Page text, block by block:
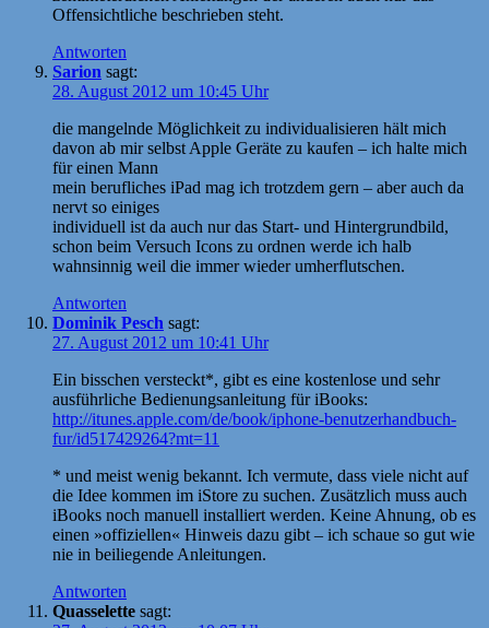
Offensichtliche beschrieben steht.
Antworten
Sarion sagt:
28. August 2012 um 10:45 Uhr
die mangelnde Möglichkeit zu individualisieren hält mich
davon ab mir selbst Apple Geräte zu kaufen – ich halte mich
für einen Mann
mein berufliches iPad mag ich trotzdem gern – aber auch da
nervt so einiges
individuell ist da auch nur das Start- und Hintergrundbild,
schon beim Versuch Icons zu ordnen werde ich halb
wahnsinnig weil die immer wieder umherflutschen.
Antworten
Dominik Pesch sagt:
27. August 2012 um 10:41 Uhr
Ein bisschen versteckt*, gibt es eine kostenlose und sehr
ausführliche Bedienungsanleitung für iBooks:
http://itunes.apple.com/de/book/iphone-benutzerhandbuch-
fur/id517429264?mt=11
* und meist wenig bekannt. Ich vermute, dass viele nicht auf
die Idee kommen im iStore zu suchen. Zusätzlich muss auch
iBooks noch manuell installiert werden. Keine Ahnung, ob es
einen »offiziellen« Hinweis dazu gibt – ich schaue so gut wie
nie in beiliegende Anleitungen.
Antworten
Quasselette sagt: